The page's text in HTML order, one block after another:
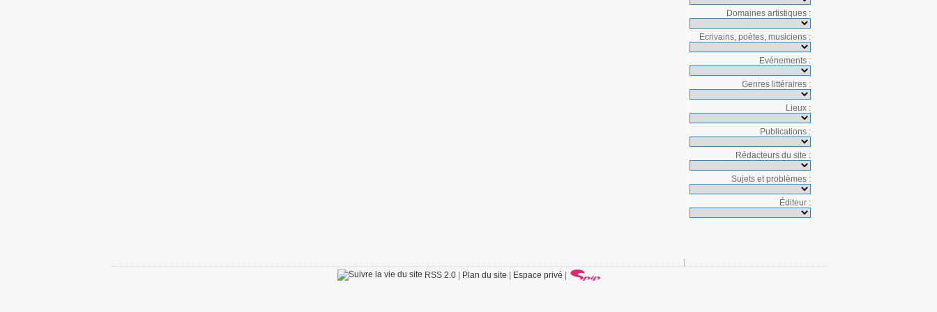
Domaines artistiques :
Ecrivains, poètes, musiciens :
Evénements :
Genres littéraires :
Lieux :
Publications :
Rédacteurs du site :
Sujets et problèmes :
Éditeur :
RSS 2.0 Plan du site Espace privé